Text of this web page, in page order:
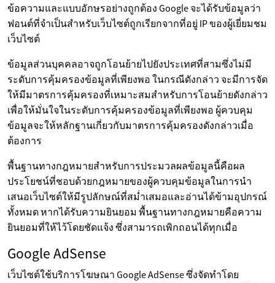
ข้อความและแบบอักษรอย่างถูกต้อง Google จะได้รับข้อมูลว่า
ฟอนต์ที่จำเป็นสำหรับเว็บไซต์ถูกเรียกจากที่อยู่ IP ของผู้เยี่ยมชม
เว็บไซต์
ข้อมูลส่วนบุคคลอาจถูกโอนย้ายไปยังประเทศที่สามซึ่งไม่มี
ระดับการคุ้มครองข้อมูลที่เพียงพอ ในกรณีดังกล่าว จะมีการจัด
ให้มีมาตรการคุ้มครองที่เหมาะสมสำหรับการโอนย้ายดังกล่าว
เพื่อให้มั่นใจในระดับการคุ้มครองข้อมูลที่เพียงพอ ผู้ควบคุม
ข้อมูลจะให้หลักฐานเกี่ยวกับมาตรการคุ้มครองดังกล่าวเมื่อ
ต้องการ
พื้นฐานทางกฎหมายสำหรับการประมวลผลข้อมูลนี้คือผล
ประโยชน์ที่ชอบด้วยกฎหมายของผู้ควบคุมข้อมูลในการนำ
เสนอเว็บไซต์ให้มีรูปลักษณ์ที่สม่ำเสมอและอ่านได้ข้ามอุปกรณ์
ทั้งหมด หากได้รับความยินยอม พื้นฐานทางกฎหมายคือความ
ยินยอมที่ให้ไว้โดยชัดแจ้ง ซึ่งสามารถเพิกถอนได้ทุกเมื่อ
Google AdSense
เว็บไซต์ใช้บริการโฆษณา Google AdSense ซึ่งจัดทำโดย